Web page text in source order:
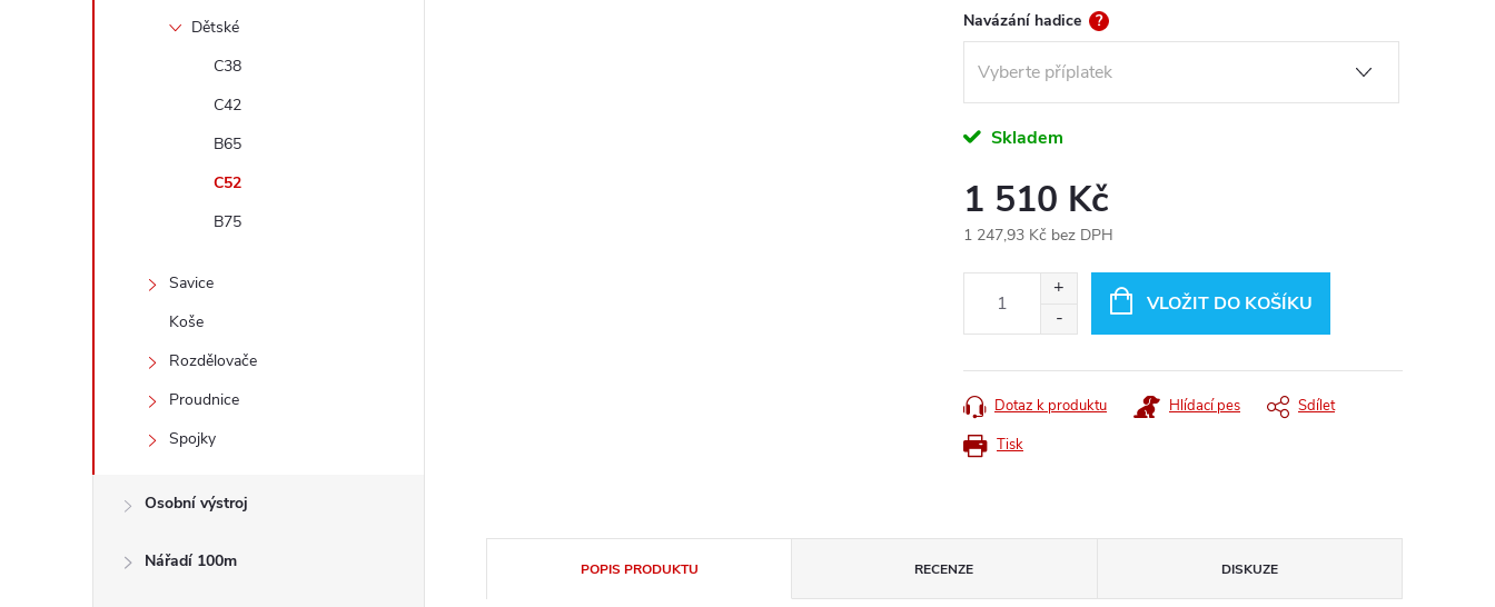
Dětské
C38
C42
B65
C52
B75
Savice
Koše
Rozdělovače
Proudnice
Spojky
Osobní výstroj
Nářadí 100m
Navázání hadice ?
Skladem
1 510 Kč
1 247,93 Kč bez DPH
VLOŽIT DO KOŠÍKU
Tisk
Dotaz k produktu Hlídací pes Sdílet
POPIS PRODUKTU RECENZE DISKUZE